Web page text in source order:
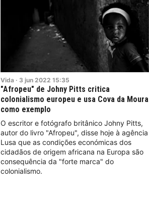
Vida · 3 jun 2022 15:35
"Afropeu" de Johny Pitts critica
colonialismo europeu e usa Cova da Moura
como exemplo
O escritor e fotógrafo britânico Johny Pitts,
autor do livro "Afropeu", disse hoje à agência
Lusa que as condições económicas dos
cidadãos de origem africana na Europa são
consequência da "forte marca" do
colonialismo.